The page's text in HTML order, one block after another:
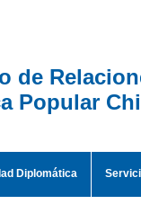
de
Popular
Diplomática